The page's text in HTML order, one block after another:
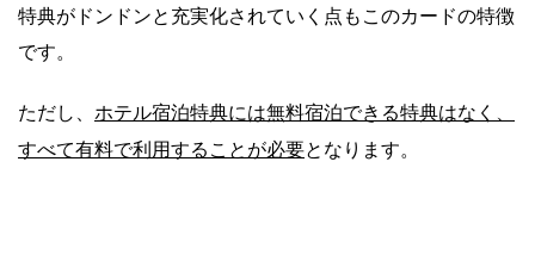
特典がドンドンと充実化されていく点もこのカードの特徴
です。
ただし、 ホテル宿泊特典には無料宿泊できる特典はなく、
すべて有料で利用することが必要となります。